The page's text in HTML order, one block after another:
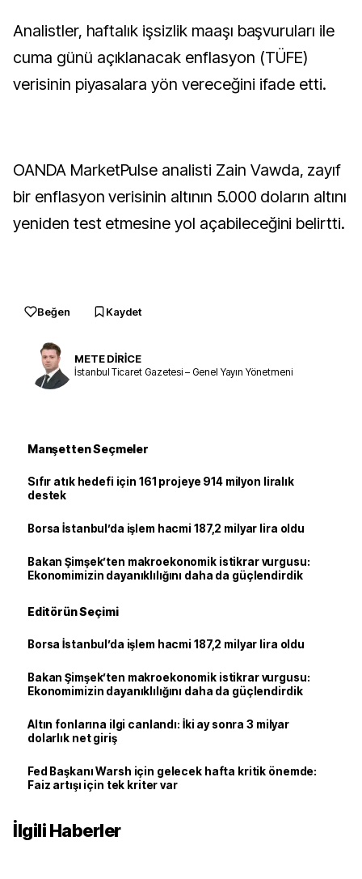
Analistler, haftalık işsizlik maaşı başvuruları ile
cuma günü açıklanacak enflasyon (TÜFE)
verisinin piyasalara yön vereceğini ifade etti.
OANDA MarketPulse analisti Zain Vawda, zayıf
bir enflasyon verisinin altının 5.000 doların altını
yeniden test etmesine yol açabileceğini belirtti.
Beğen Kaydet
METE DİRİCE
İstanbul Ticaret Gazetesi – Genel Yayın Yönetmeni
Manşetten Seçmeler
Sıfır atık hedefi için 161 projeye 914 milyon liralık
destek
Borsa İstanbul’da işlem hacmi 187,2 milyar lira oldu
Bakan Şimşek’ten makroekonomik istikrar vurgusu:
Ekonomimizin dayanıklılığını daha da güçlendirdik
Editörün Seçimi
Borsa İstanbul’da işlem hacmi 187,2 milyar lira oldu
Bakan Şimşek’ten makroekonomik istikrar vurgusu:
Ekonomimizin dayanıklılığını daha da güçlendirdik
Altın fonlarına ilgi canlandı: İki ay sonra 3 milyar
dolarlık net giriş
Fed Başkanı Warsh için gelecek hafta kritik önemde:
Faiz artışı için tek kriter var
İlgili Haberler